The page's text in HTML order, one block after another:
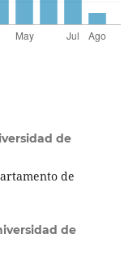
de
de
de